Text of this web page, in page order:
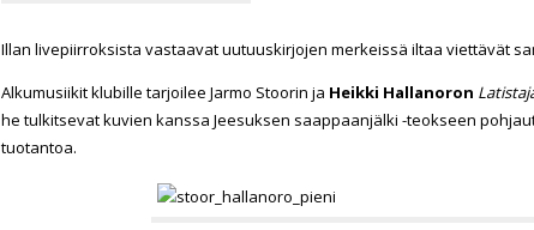
Illan livepiirroksista vastaavat uutuuskirjojen merkeissä iltaa viettävät
Alkumusiikit klubille tarjoilee Jarmo Stoorin ja Heikki Hallanoron
he tulkitsevat kuvien kanssa Jeesuksen saappaanjälki -teokseen
tuotantoa.